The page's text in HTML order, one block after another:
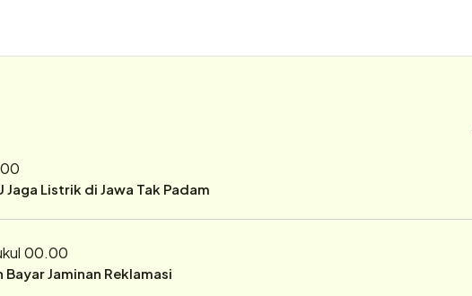
Jaga Listrik di Jawa Tak Padam
00.00
Jaminan Reklamasi